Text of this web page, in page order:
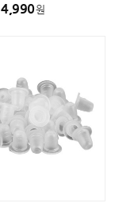
음
4,990원